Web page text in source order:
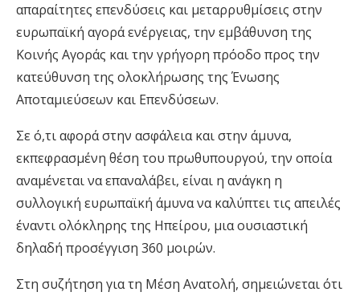
απαραίτητες επενδύσεις και μεταρρυθμίσεις στην
ευρωπαϊκή αγορά ενέργειας, την εμβάθυνση της
Κοινής Αγοράς και την γρήγορη πρόοδο προς την
κατεύθυνση της ολοκλήρωσης της Ένωσης
Αποταμιεύσεων και Επενδύσεων.
Σε ό,τι αφορά στην ασφάλεια και στην άμυνα,
εκπεφρασμένη θέση του πρωθυπουργού, την οποία
αναμένεται να επαναλάβει, είναι η ανάγκη η
συλλογική ευρωπαϊκή άμυνα να καλύπτει τις απειλές
έναντι ολόκληρης της Ηπείρου, μια ουσιαστική
δηλαδή προσέγγιση 360 μοιρών.
Στη συζήτηση για τη Μέση Ανατολή, σημειώνεται ότι